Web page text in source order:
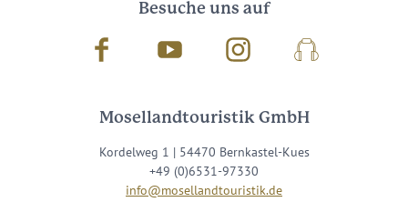
Besuche uns auf
Facebook Youtube InstagramPodcast
Mosellandtouristik GmbH
Kordelweg 1 | 54470 Bernkastel-Kues
+49 (0)6531-97330
info@mosellandtouristik.de